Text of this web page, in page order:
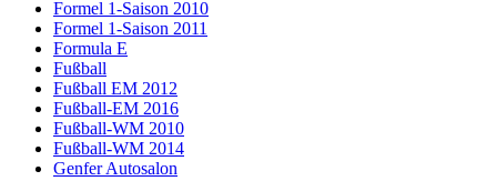
Formel 1-Saison 2010
Formel 1-Saison 2011
Formula E
Fußball
Fußball EM 2012
Fußball-EM 2016
Fußball-WM 2010
Fußball-WM 2014
Genfer Autosalon